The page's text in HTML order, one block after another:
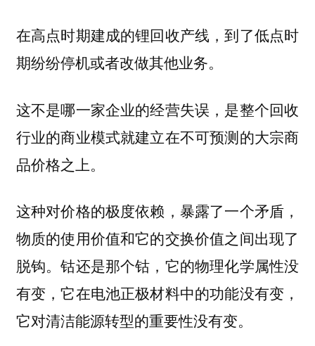
在高点时期建成的锂回收产线，到了低点时
期纷纷停机或者改做其他业务。
这不是哪一家企业的经营失误，是整个回收
行业的商业模式就建立在不可预测的大宗商
品价格之上。
这种对价格的极度依赖，暴露了一个矛盾，
物质的使用价值和它的交换价值之间出现了
脱钩。钴还是那个钴，它的物理化学属性没
有变，它在电池正极材料中的功能没有变，
它对清洁能源转型的重要性没有变。